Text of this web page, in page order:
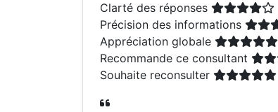
Clarté des réponses
Précision des informations
Appréciation globale
Recommande ce consultant
Souhaite reconsulter